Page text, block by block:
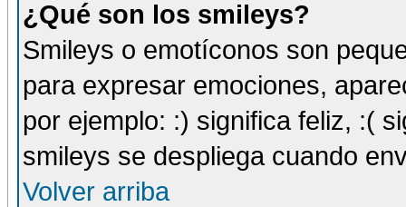
¿Qué son los smileys?
Smileys o emotíconos son
para expresar emociones,
por ejemplo: :) significa feliz, :(
smileys se despliega cuando
Volver arriba